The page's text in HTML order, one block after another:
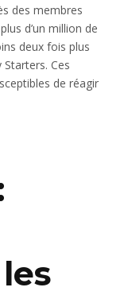
des membres
d’un million de
deux fois plus
Ces
de réagir